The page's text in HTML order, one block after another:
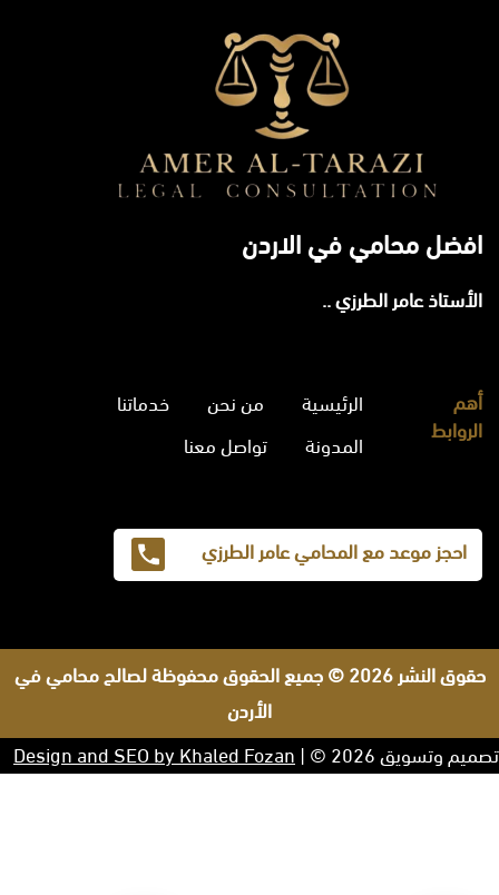
افضل محامي في الاردن
الأستاذ عامر الطرزي ..
أهم
الروابط
الرئيسية من نحن
خدماتنا
المدونة
تواصل معنا
احجز موعد مع المحامي عامر الطرزي
حقوق النشر 2026 © جميع الحقوق محفوظة لصالح محامي في
الأردن
تصميم وتسويق 2026 © |
Design and SEO by Khaled Fozan